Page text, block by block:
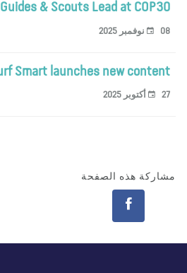
Girl Guides & Scouts Lead at
Surf Smart launches new
هذه الصفحة